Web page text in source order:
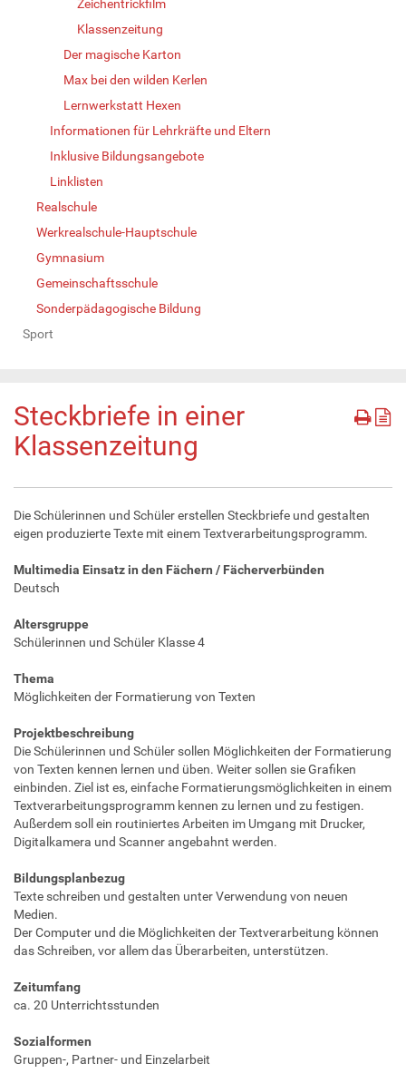
Zeichentrickfilm
Klassenzeitung
Der magische Karton
Max bei den wilden Kerlen
Lernwerkstatt Hexen
Informationen für Lehrkräfte und Eltern
Inklusive Bildungsangebote
Linklisten
Realschule
Werkrealschule-Hauptschule
Gymnasium
Gemeinschaftsschule
Sonderpädagogische Bildung
Sport
Steckbriefe in einer
Klassenzeitung
Die Schülerinnen und Schüler erstellen Steckbriefe und gestalten
eigen produzierte Texte mit einem Textverarbeitungsprogramm.
Multimedia Einsatz in den Fächern / Fächerverbünden
Deutsch
Altersgruppe
Schülerinnen und Schüler Klasse 4
Thema
Möglichkeiten der Formatierung von Texten
Projektbeschreibung
Die Schülerinnen und Schüler sollen Möglichkeiten der Formatierung
von Texten kennen lernen und üben. Weiter sollen sie Grafiken
einbinden. Ziel ist es, einfache Formatierungsmöglichkeiten in einem
Textverarbeitungsprogramm kennen zu lernen und zu festigen.
Außerdem soll ein routiniertes Arbeiten im Umgang mit Drucker,
Digitalkamera und Scanner angebahnt werden.
Bildungsplanbezug
Texte schreiben und gestalten unter Verwendung von neuen
Medien.
Der Computer und die Möglichkeiten der Textverarbeitung können
das Schreiben, vor allem das Überarbeiten, unterstützen.
Zeitumfang
ca. 20 Unterrichtsstunden
Sozialformen
Gruppen-, Partner- und Einzelarbeit